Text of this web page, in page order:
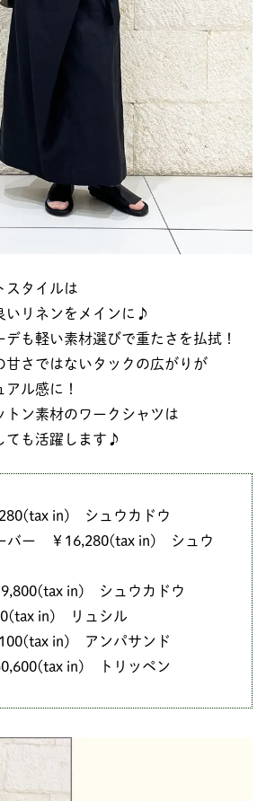
スタイルは
いリネンをメインに♪
も軽い素材選びで重たさを払拭！
甘さではないタックの広がりが
ル感に！
トン素材のワークシャツは
ても活躍します♪
in) シュウカドウ
バー ￥16,280(tax in) シュウ
in) シュウカドウ
in) リュシル
in) アンパサンド
in) トリッペン